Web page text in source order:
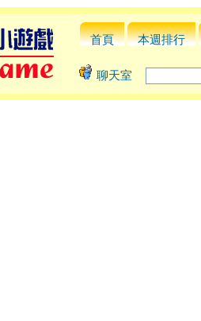
首頁 本週排行
聊天室